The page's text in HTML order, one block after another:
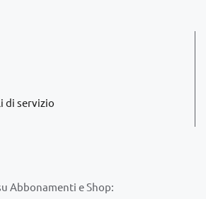
di servizio
Abbonamenti e Shop: